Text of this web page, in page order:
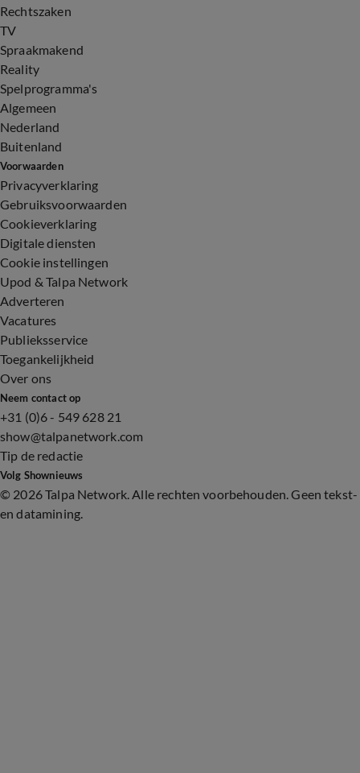
Rechtszaken
TV
Spraakmakend
Reality
Spelprogramma's
Algemeen
Nederland
Buitenland
Voorwaarden
Privacyverklaring
Gebruiksvoorwaarden
Cookieverklaring
Digitale diensten
Cookie instellingen
Upod & Talpa Network
Adverteren
Vacatures
Publieksservice
Toegankelijkheid
Over ons
Neem contact op
+31 (0)6 - 549 628 21
show@talpanetwork.com
Tip de redactie
Volg Shownieuws
© 2026 Talpa Network. Alle rechten voorbehouden. Geen tekst-
en datamining.